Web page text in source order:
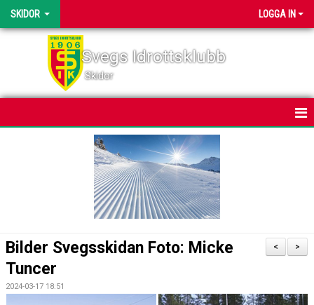
SKIDOR LOGGA IN
Svegs Idrottsklubb
Skidor
DOKUMENT
SVEGSSKIDAN
>
<
Bilder Svegsskidan Foto: Micke
Tuncer
2024-03-17 18:51